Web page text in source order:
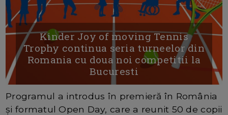
Kinder Joy of moving Tennis
Trophy continua seria turneelor din
Romania cu doua noi competitii la
Bucuresti
Programul a introdus în premieră în România
și formatul Open Day, care a reunit 50 de copii